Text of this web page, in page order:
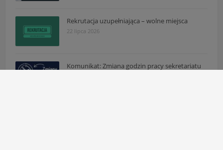
Rekrutacja uzupełniająca – wolne miejsca
22 lipca 2026
Komunikat: Zmiana godzin pracy sekretariatu